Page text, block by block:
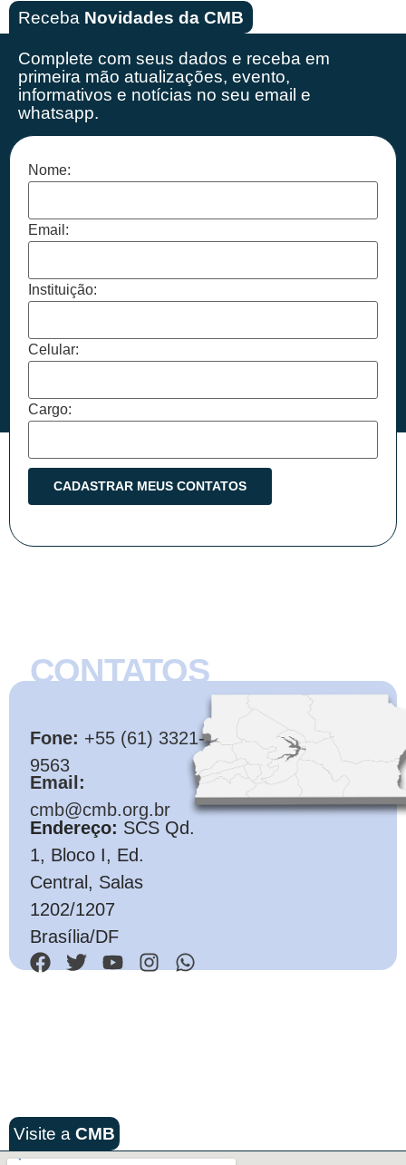
Receba Novidades da CMB
Complete com seus dados e receba em
primeira mão atualizações, evento,
informativos e notícias no seu email e
whatsapp.
Nome:
Email:
Instituição:
Celular:
Cargo:
CONTATOS
Fone: +55 (61) 3321-
9563
Email:
cmb@cmb.org.br
Endereço: SCS Qd.
1, Bloco I, Ed.
Central, Salas
1202/1207
Brasília/DF
Visite a CMB